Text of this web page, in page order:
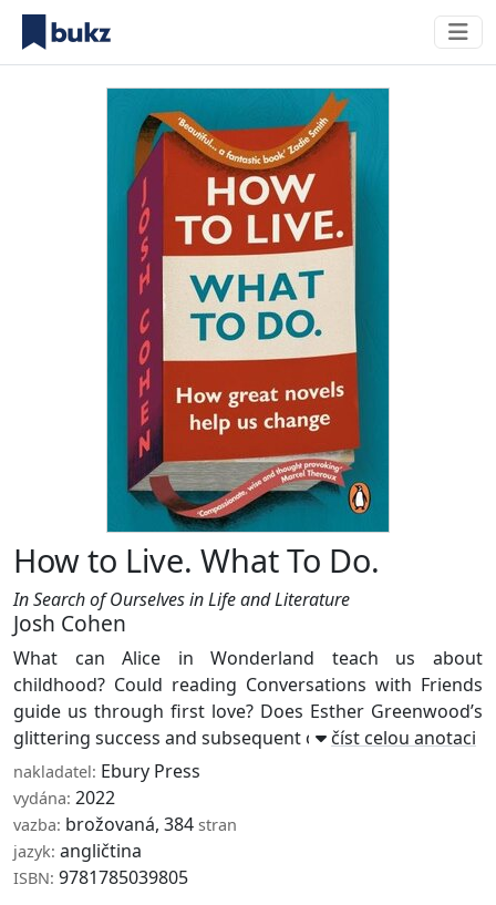
How to Live. What To Do.
In Search of Ourselves in Life and Literature
Josh Cohen
What can Alice in Wonderland teach us about
childhood? Could reading Conversations with Friends
guide us through first love? Does Esther Greenwood’s
glittering success and subsequent collapse in T ...
číst celou anotaci
nakladatel: Ebury Press
vydána: 2022
vazba: brožovaná, 384 stran
jazyk: angličtina
ISBN: 9781785039805